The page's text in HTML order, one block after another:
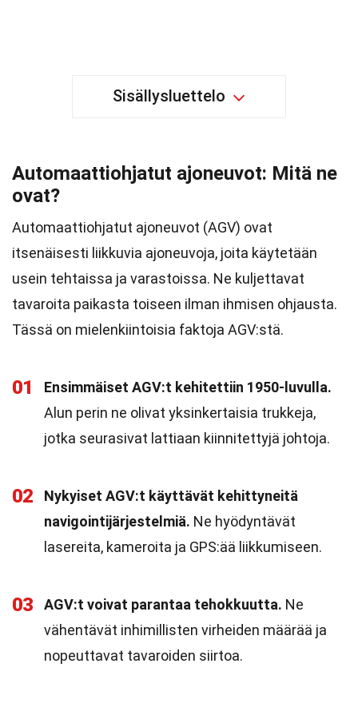
Sisällysluettelo
Automaattiohjatut ajoneuvot: Mitä ne
ovat?
Automaattiohjatut ajoneuvot (AGV) ovat
itsenäisesti liikkuvia ajoneuvoja, joita käytetään
usein tehtaissa ja varastoissa. Ne kuljettavat
tavaroita paikasta toiseen ilman ihmisen ohjausta.
Tässä on mielenkiintoisia faktoja AGV:stä.
01
Ensimmäiset AGV:t kehitettiin 1950-luvulla.
Alun perin ne olivat yksinkertaisia trukkeja,
jotka seurasivat lattiaan kiinnitettyjä johtoja.
02
Nykyiset AGV:t käyttävät kehittyneitä
navigointijärjestelmiä. Ne hyödyntävät
lasereita, kameroita ja GPS:ää liikkumiseen.
03 AGV:t voivat parantaa tehokkuutta. Ne
vähentävät inhimillisten virheiden määrää ja
nopeuttavat tavaroiden siirtoa.